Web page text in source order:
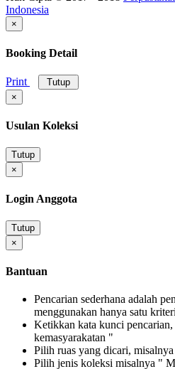
Indonesia
×
Booking Detail
Print
Tutup
×
Usulan Koleksi
Tutup
×
Login Anggota
Tutup
×
Bantuan
Pencarian sederhana adalah
menggunakan hanya satu
Ketikkan kata kunci
kemasyarakatan "
Pilih ruas yang dicari,
Pilih jenis koleksi misalnya "